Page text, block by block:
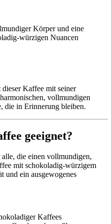
Körper und eine
würzigen Nuancen
Kaffee mit seiner
vollmundigen
die in Erinnerung bleiben.
geeignet?
die einen vollmundigen,
mit schokoladig-würzigem
und ein ausgewogenes
Kaffees